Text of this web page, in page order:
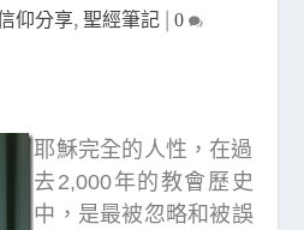
仰分享, 聖經筆記| 0
耶穌完全的人性，在過
去2,000年的教會歷史
中，是最被忽略和被誤